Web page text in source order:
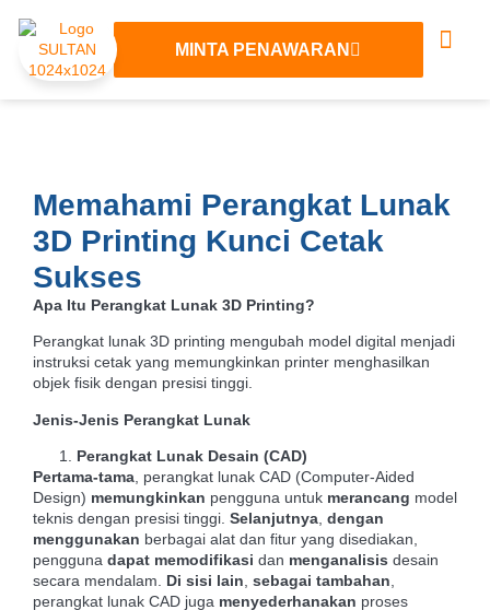
MINTA PENAWARAN
Memahami Perangkat Lunak
3D Printing Kunci Cetak
Sukses
Apa Itu Perangkat Lunak 3D Printing?
Perangkat lunak 3D printing mengubah model digital menjadi
instruksi cetak yang memungkinkan printer menghasilkan
objek fisik dengan presisi tinggi.
Jenis-Jenis Perangkat Lunak
Perangkat Lunak Desain (CAD)
Pertama-tama , perangkat lunak CAD (Computer-Aided
Design) memungkinkan pengguna untuk merancang model
teknis dengan presisi tinggi. Selanjutnya dengan
menggunakan berbagai alat dan fitur yang disediakan,
pengguna dapat memodifikasi dan menganalisis desain
secara mendalam. Di sisi lain sebagai tambahan
perangkat lunak CAD juga menyederhanakan proses